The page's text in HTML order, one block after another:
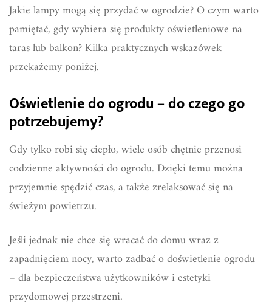
Jakie lampy mogą się przydać w ogrodzie? O czym warto
pamiętać, gdy wybiera się produkty oświetleniowe na
taras lub balkon? Kilka praktycznych wskazówek
przekażemy poniżej.
Oświetlenie do ogrodu – do czego go
potrzebujemy?
Gdy tylko robi się ciepło, wiele osób chętnie przenosi
codzienne aktywności do ogrodu. Dzięki temu można
przyjemnie spędzić czas, a także zrelaksować się na
świeżym powietrzu.
Jeśli jednak nie chce się wracać do domu wraz z
zapadnięciem nocy, warto zadbać o doświetlenie ogrodu
– dla bezpieczeństwa użytkowników i estetyki
przydomowej przestrzeni.